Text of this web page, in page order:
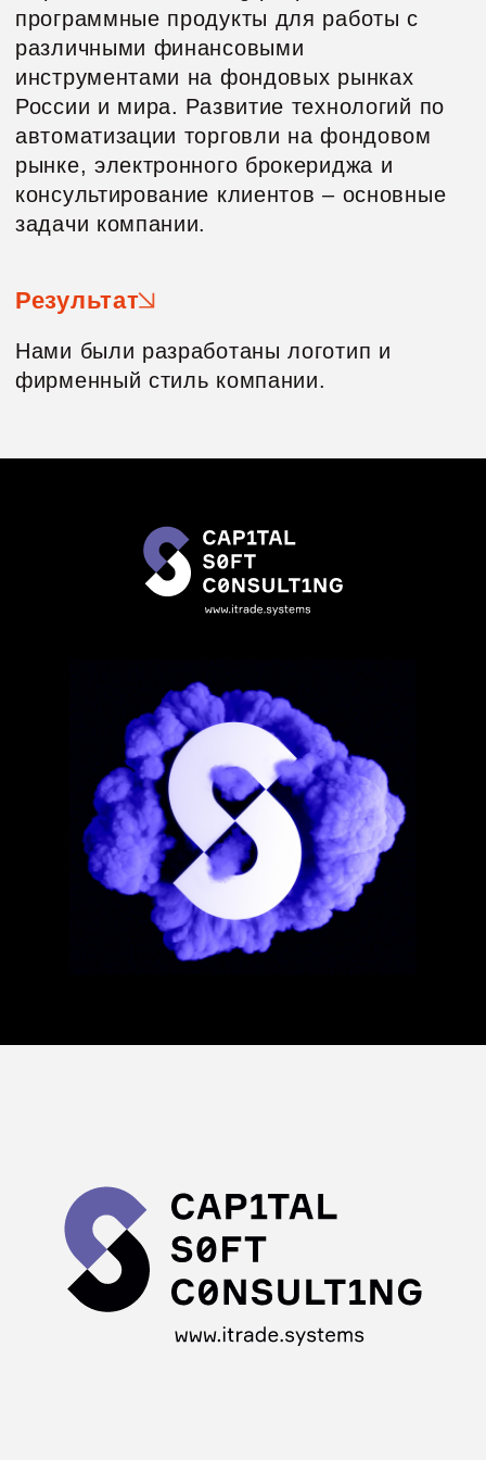
Результат
задачи компании.
Нами были разработаны логотип и
фирменный стиль компании.